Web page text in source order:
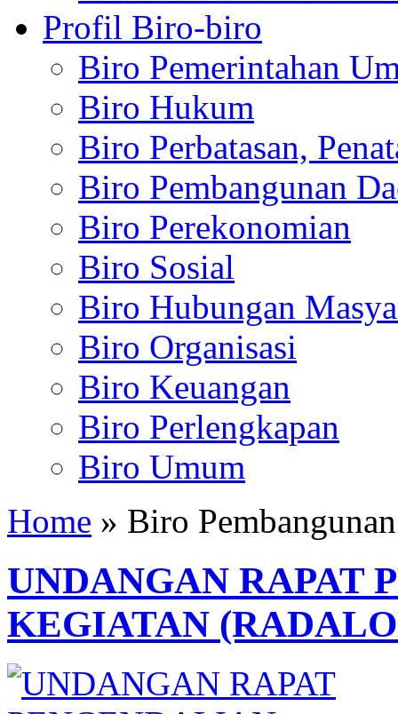
Profil Biro-biro
Biro Pemerintahan
Biro Hukum
Biro Perbatasan,
Biro Pembangunan
Biro Perekonomian
Biro Sosial
Biro Hubungan
Biro Organisasi
Biro Keuangan
Biro Perlengkapan
Biro Umum
Home » Biro
UNDANGAN RAPAT
KEGIATAN